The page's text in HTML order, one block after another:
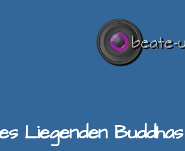
Liegenden Buddhas